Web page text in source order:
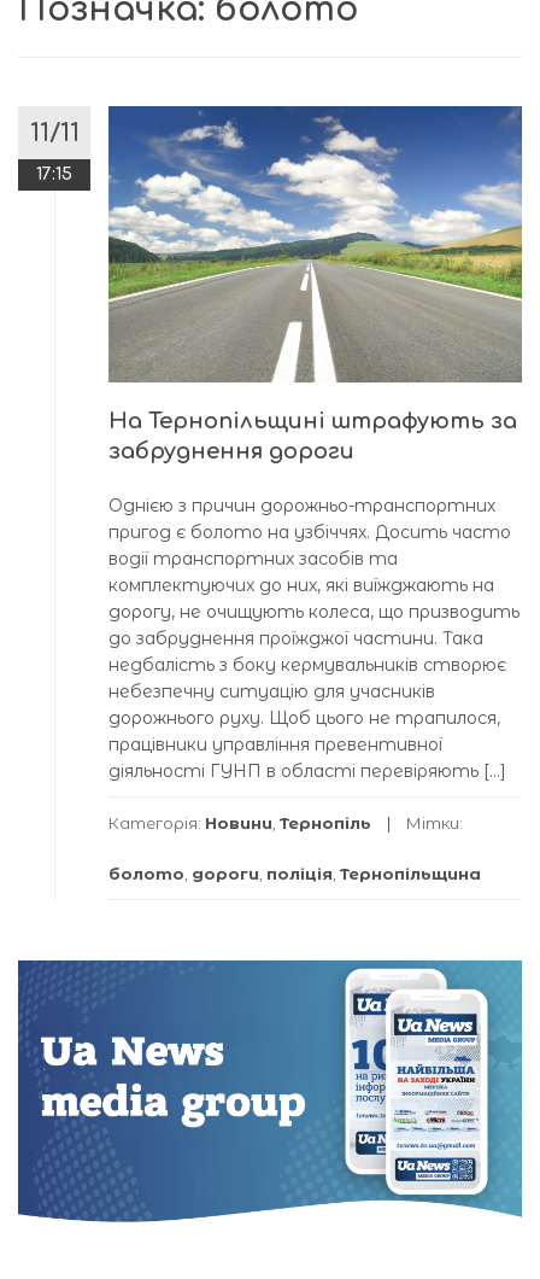
Позначка: болото
11/11
17:15
На Тернопільщині штрафують за
забруднення дороги
Однією з причин дорожньо-транспортних
пригод є болото на узбіччях. Досить часто
водії транспортних засобів та
комплектуючих до них, які виїжджають на
дорогу, не очищують колеса, що призводить
до забруднення проїжджої частини. Така
недбалість з боку кермувальників створює
небезпечну ситуацію для учасників
дорожнього руху. Щоб цього не трапилося,
працівники управління превентивної
діяльності ГУНП в області перевіряють […]
Категорія: Новини, Тернопіль Мітки:
болото, дороги, поліція, Тернопільщина